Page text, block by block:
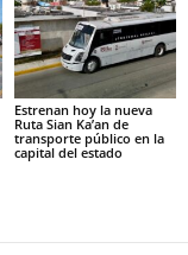
Estrenan hoy la nueva
Ruta Sian Ka’an de
transporte público en la
capital del estado